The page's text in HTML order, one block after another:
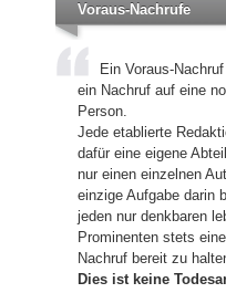
Voraus-Nachrufe
Ein Voraus-
ein Nachruf auf eine
Person.
Jede etablierte
dafür eine eigene
nur einen einzelnen
einzige Aufgabe darin
jeden nur denkbaren
Prominenten stets
Nachruf bereit zu
Dies ist keine